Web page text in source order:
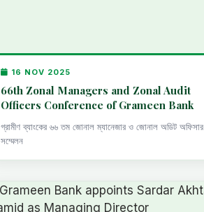
16 NOV 2025
66th Zonal Managers and Zonal Audit
Officers Conference of Grameen Bank
গ্রামীণ ব্যাংকের ৬৬ তম জোনাল ম্যানেজার ও জোনাল অডিট অফিসার
সম্মেলন